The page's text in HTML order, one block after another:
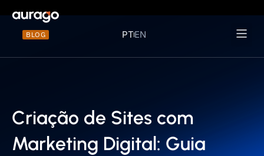
BLOG PTEN
Criação de Sites com
Marketing Digital: Guia